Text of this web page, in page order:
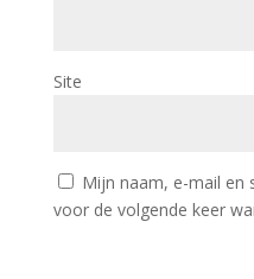
Site
Mijn naam, e-mail en
voor de volgende keer